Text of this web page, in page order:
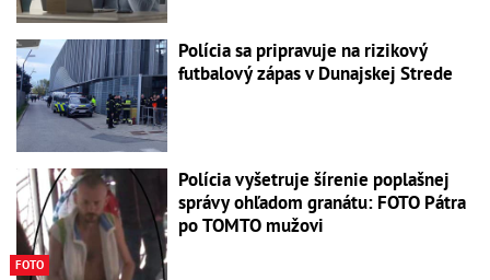
Polícia sa pripravuje na rizikový
futbalový zápas v Dunajskej Strede
FOTO
Polícia vyšetruje šírenie poplašnej
správy ohľadom granátu: FOTO Pátra
po TOMTO mužovi